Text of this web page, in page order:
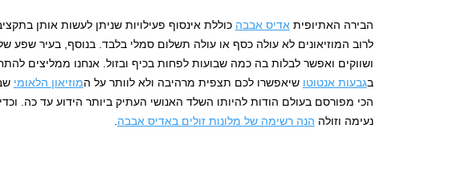
הבירה האתיופית אדיס אבבה כוללת אינסוף פעילויות שניתן לעשות אותן
לרוב המוזיאונים לא עולה כסף או עולה תשלום סמלי בלבד. בנוסף, בעיר שפע
ושווקים ואפשר לבלות בה כמה שבועות לפחות בכיף ובזול. אנחנו ממליצים
בגבעות אנטוטו שיאפשרו לכם תצפית מרהיבה ולא לוותר על המוזיאון הלאומי
הכי מפורסם בעולם הודות להיותו השלד האנושי העתיק ביותר הידוע עד כה.
נעימה וזולה הנה רשימה של מלונות זולים באדיס אבבה